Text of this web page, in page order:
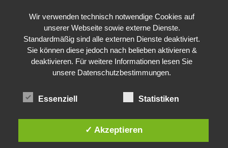
Wir verwenden technisch notwendige Cookies auf
unserer Webseite sowie externe Dienste.
Standardmäßig sind alle externen Dienste deaktiviert.
Sie können diese jedoch nach belieben aktivieren &
deaktivieren. Für weitere Informationen lesen Sie
unsere Datenschutzbestimmungen.
Essenziell Statistiken
✓ Akzeptieren